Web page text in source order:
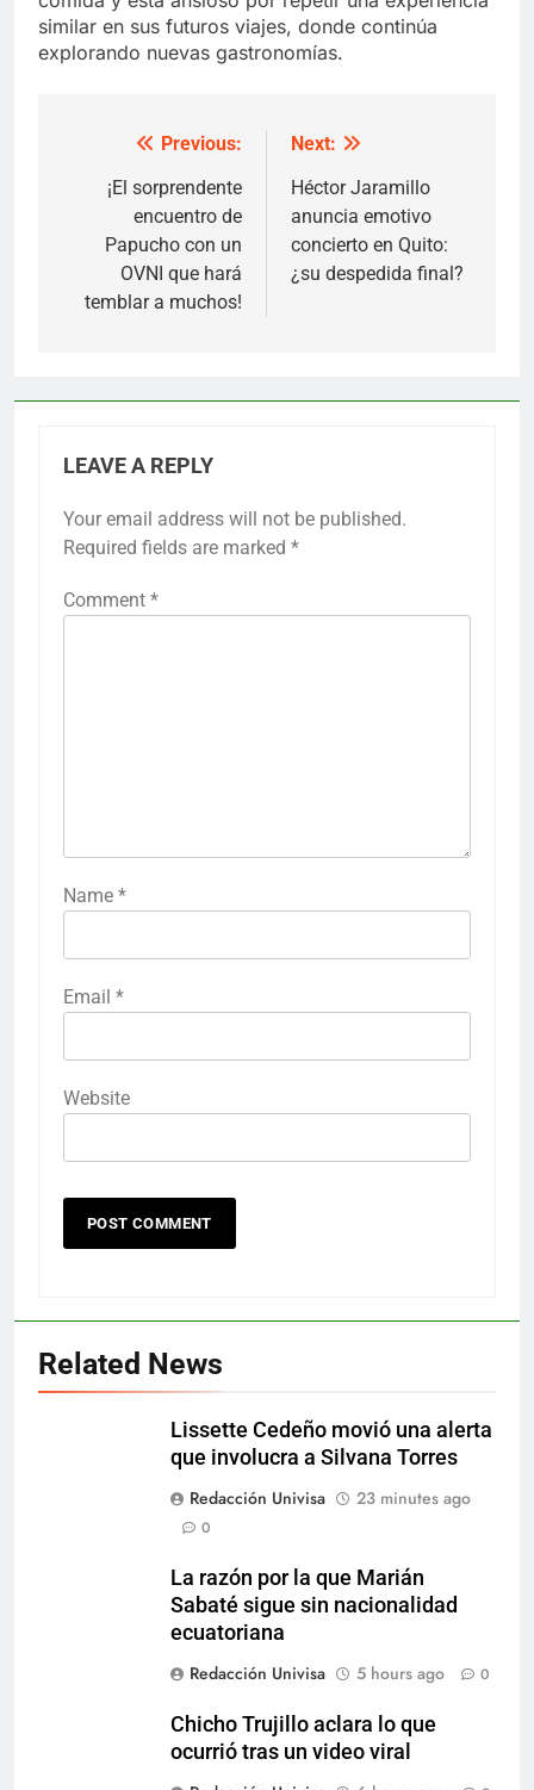
similar en sus futuros viajes, donde continúa
explorando nuevas gastronomías.
navigation
Previous:
¡El sorprendente
encuentro de
Papucho con un
OVNI que hará
temblar a muchos!
Next:
Héctor Jaramillo
anuncia emotivo
concierto en Quito:
¿su despedida final?
LEAVE A REPLY
Your email address will not be published.
Required fields are marked *
Comment *
Name *
Email *
Website
Related News
Lissette Cedeño movió una alerta
que involucra a Silvana Torres
Redacción Univisa
23 minutes ago
0
La razón por la que Marián
Sabaté sigue sin nacionalidad
ecuatoriana
Redacción Univisa
5 hours ago 0
Chicho Trujillo aclara lo que
ocurrió tras un video viral